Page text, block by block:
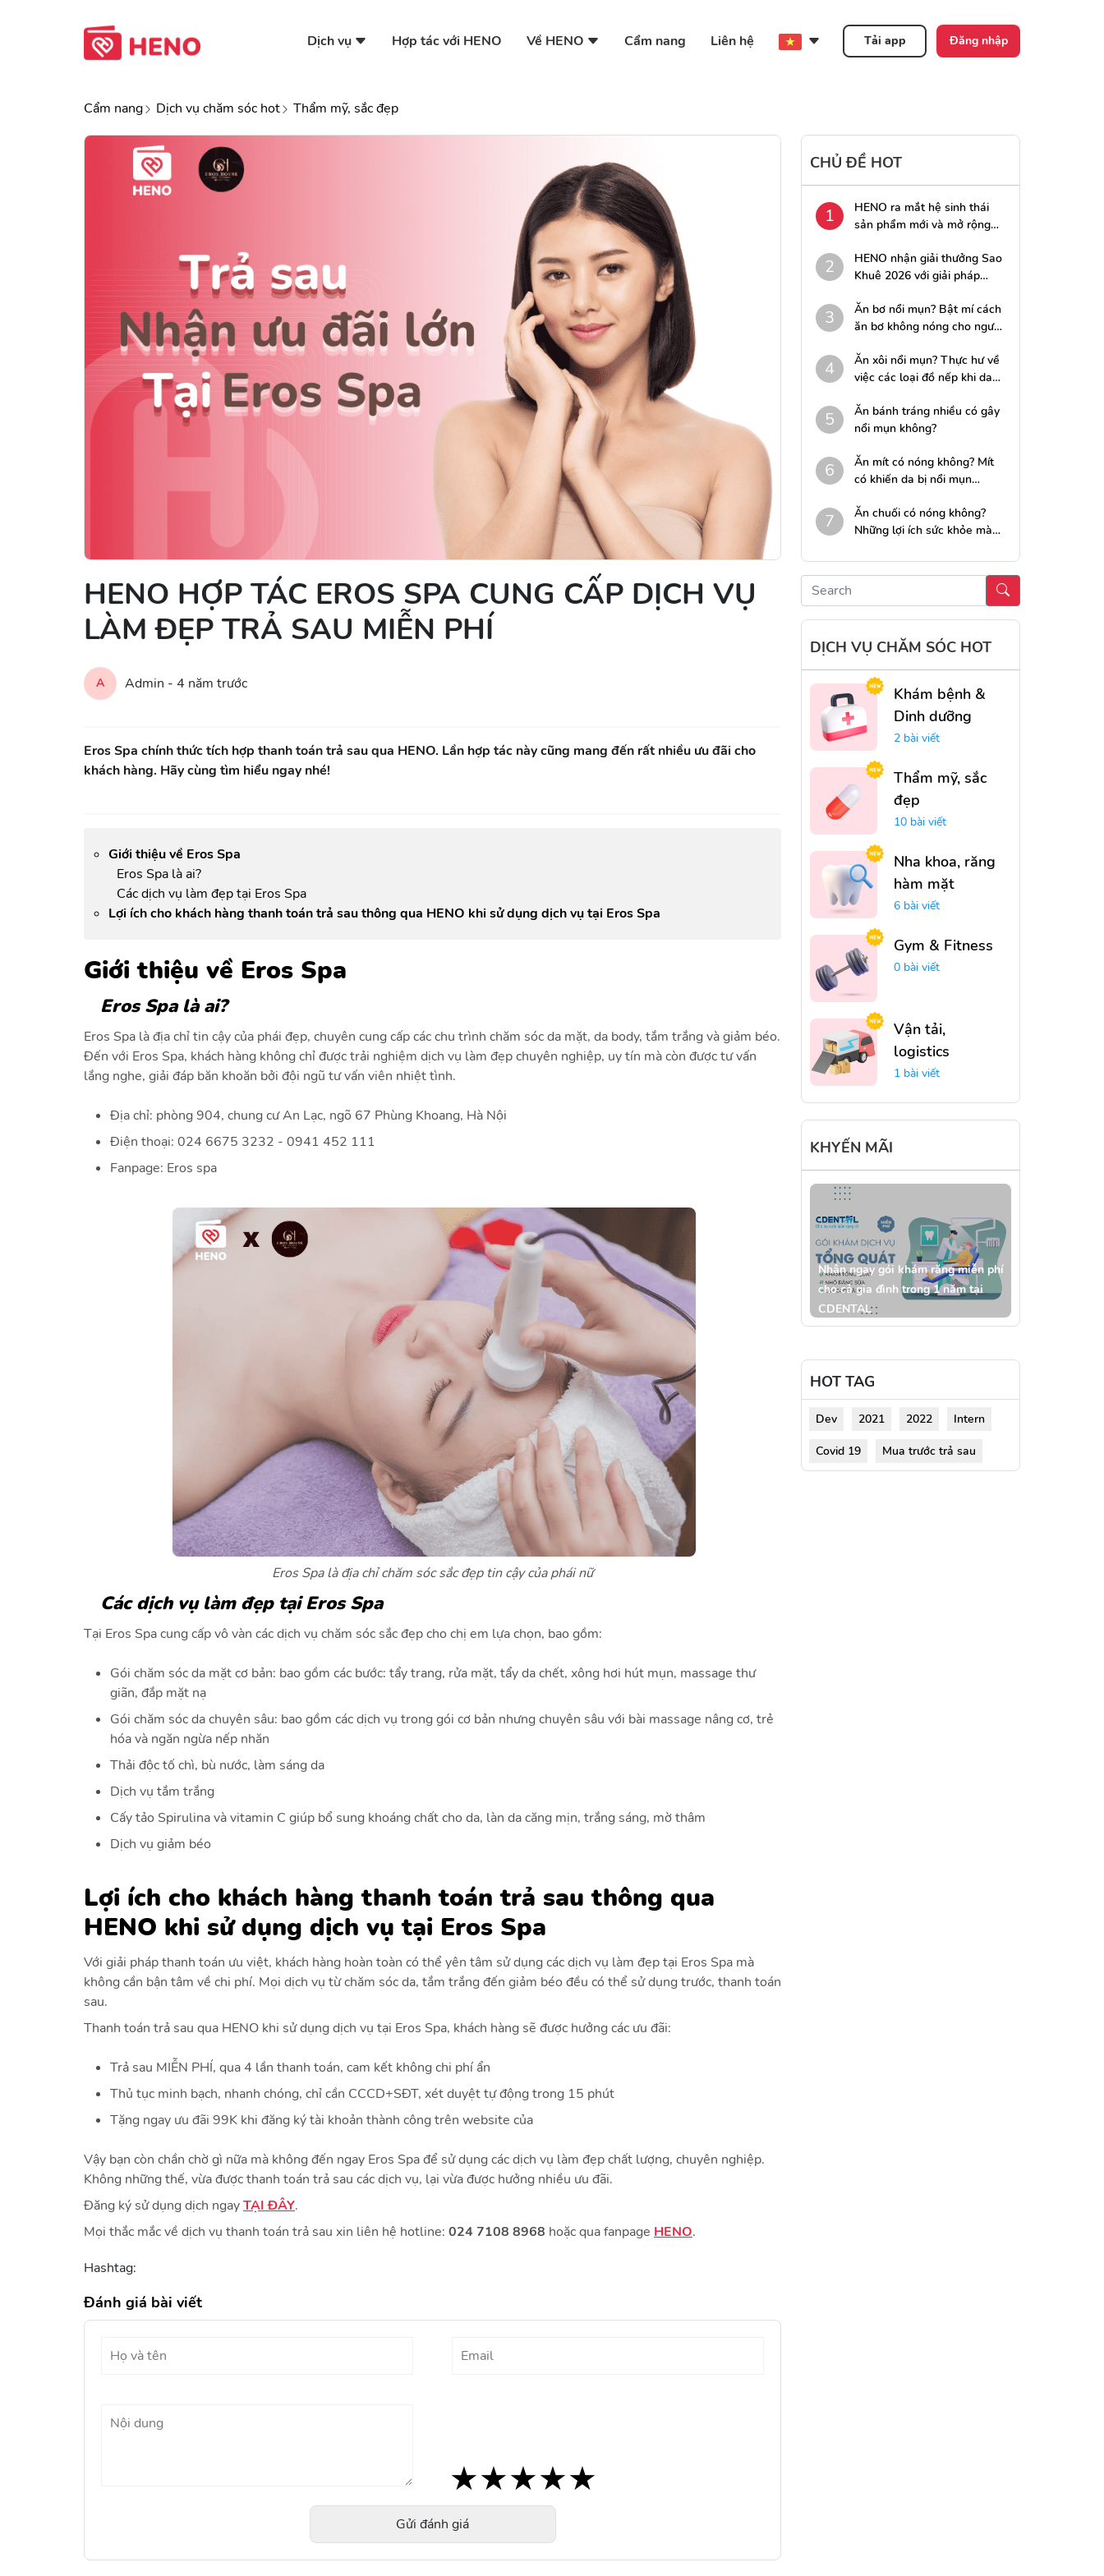
Dịch vụ Hợp tác với HENO Về HENO Cẩm nang Liên hệ Tải app Đăng nhập
Cẩm nang Dịch vụ chăm sóc hot Thẩm mỹ, sắc đẹp
HENO HỢP TÁC EROS SPA CUNG CẤP DỊCH VỤ
LÀM ĐẸP TRẢ SAU MIỄN PHÍ
A Admin - 4 năm trước
Eros Spa chính thức tích hợp thanh toán trả sau qua HENO. Lần hợp tác này cũng mang đến rất nhiều ưu đãi cho
khách hàng. Hãy cùng tìm hiểu ngay nhé!
Giới thiệu về Eros Spa
Eros Spa là ai?
Các dịch vụ làm đẹp tại Eros Spa
Lợi ích cho khách hàng thanh toán trả sau thông qua HENO khi sử dụng dịch vụ tại Eros Spa
Giới thiệu về Eros Spa
Eros Spa là ai?
Eros Spa là địa chỉ tin cậy của phái đẹp, chuyên cung cấp các chu trình chăm sóc da mặt, da body, tắm trắng và giảm béo.
Đến với Eros Spa, khách hàng không chỉ được trải nghiệm dịch vụ làm đẹp chuyên nghiệp, uy tín mà còn được tư vấn
lắng nghe, giải đáp băn khoăn bởi đội ngũ tư vấn viên nhiệt tình.
Địa chỉ: phòng 904, chung cư An Lạc, ngõ 67 Phùng Khoang, Hà Nội
Điện thoại: 024 6675 3232 - 0941 452 111
Fanpage: Eros spa
Eros Spa là địa chỉ chăm sóc sắc đẹp tin cậy của phái nữ
Các dịch vụ làm đẹp tại Eros Spa
Tại Eros Spa cung cấp vô vàn các dịch vụ chăm sóc sắc đẹp cho chị em lựa chọn, bao gồm:
Gói chăm sóc da mặt cơ bản: bao gồm các bước: tẩy trang, rửa mặt, tẩy da chết, xông hơi hút mụn, massage thư
giãn, đắp mặt nạ
Gói chăm sóc da chuyên sâu: bao gồm các dịch vụ trong gói cơ bản nhưng chuyên sâu với bài massage nâng cơ, trẻ
hóa và ngăn ngừa nếp nhăn
Thải độc tố chì, bù nước, làm sáng da
Dịch vụ tắm trắng
Cấy tảo Spirulina và vitamin C giúp bổ sung khoáng chất cho da, làn da căng mịn, trắng sáng, mờ thâm
Dịch vụ giảm béo
Lợi ích cho khách hàng thanh toán trả sau thông qua
HENO khi sử dụng dịch vụ tại Eros Spa
Với giải pháp thanh toán ưu việt, khách hàng hoàn toàn có thể yên tâm sử dụng các dịch vụ làm đẹp tại Eros Spa mà
không cần bận tâm về chi phí. Mọi dịch vụ từ chăm sóc da, tắm trắng đến giảm béo đều có thể sử dụng trước, thanh toán
sau.
Thanh toán trả sau qua HENO khi sử dụng dịch vụ tại Eros Spa, khách hàng sẽ được hưởng các ưu đãi:
Trả sau MIỄN PHÍ, qua 4 lần thanh toán, cam kết không chi phí ẩn
Thủ tục minh bạch, nhanh chóng, chỉ cần CCCD+SĐT, xét duyệt tự động trong 15 phút
Tặng ngay ưu đãi 99K khi đăng ký tài khoản thành công trên website của
Vậy bạn còn chần chờ gì nữa mà không đến ngay Eros Spađể sử dụng các dịch vụ làm đẹp chất lượng, chuyên nghiệp.
Không những thế, vừa được thanh toán trả sau các dịch vụ, lại vừa được hưởng nhiều ưu đãi.
Đăng ký sử dụng dịch ngayTẠI ĐÂY.
Mọi thắc mắc về dịch vụ thanh toán trả sau xin liên hệ hotline: 024 7108 8968 hoặc qua fanpage HENO.
Hashtag:
Đánh giá bài viết
★
★★
★★★
★★★★
★★★★★
Gửi đánh giá
CHỦ ĐỀ HOT
1
HENO ra mắt hệ sinh thái
sản phẩm mới và mở rộng
tác ngân hàng
2
HENO nhận giải thưởng Sao
Khuê 2026 với giải pháp
3
Ăn bơ nổi mụn? Bật mí cách
ăn bơ không nóng cho người
4
Ăn xôi nổi mụn? Thực hư về
việc các loại đồ nếp khi da
5
Ăn bánh tráng nhiều có gây
nổi mụn không?
6
Ăn mít có nóng không? Mít
có khiến da bị nổi mụn
7
Ăn chuối có nóng không?
Những lợi ích sức khỏe mà
DỊCH VỤ CHĂM SÓC HOT
Khám bệnh &
Dinh dưỡng
2 bài viết
Thẩm mỹ, sắc
đẹp
10 bài viết
Nha khoa, răng
hàm mặt
6 bài viết
Gym & Fitness
0 bài viết
Vận tải,
logistics
1 bài viết
KHYẾN MÃI
Nhận ngay gói khám răng miễn phí
cho cả gia đình trong 1 năm tại
CDENTAL
HOT TAG
Dev 2021 2022 Intern
Covid 19 Mua trước trả sau